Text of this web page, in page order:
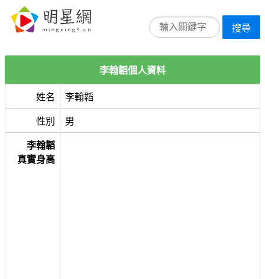
搜尋
李翰韜個人資料
姓名 李翰韜
性別 男
李翰韜
真實身高